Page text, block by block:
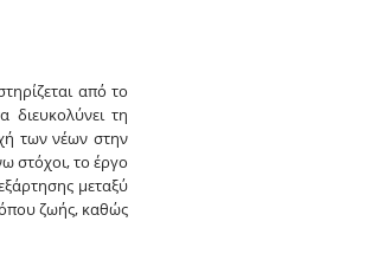
από το
τη
των νέων στην
στόχοι, το έργο
μεταξύ
ζωής, καθώς